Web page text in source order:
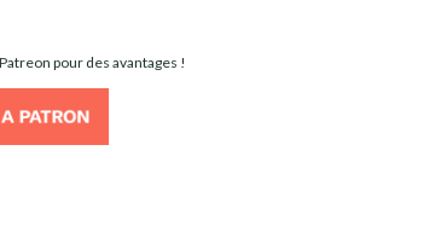
pour des avantages !